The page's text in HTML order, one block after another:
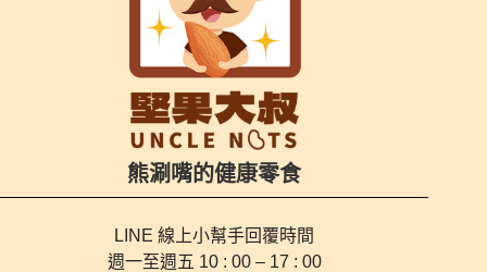
熊涮嘴的健康零食
LINE 線上小幫手回覆時間
週一至週五 10 : 00 – 17 : 00